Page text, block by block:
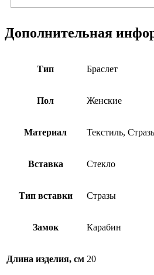
Дополнительная
Тип Браслет
Пол Женские
Материал Текстиль,
Вставка Стекло
Тип вставки Стразы
Замок Карабин
Длина изделия, см 20